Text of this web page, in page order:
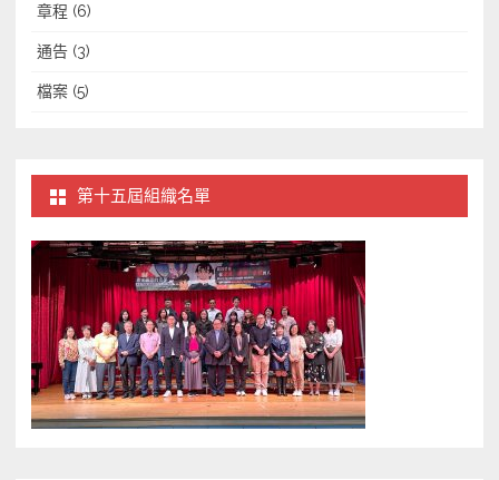
章程 (6)
通告 (3)
檔案 (5)
第十五屆組織名單